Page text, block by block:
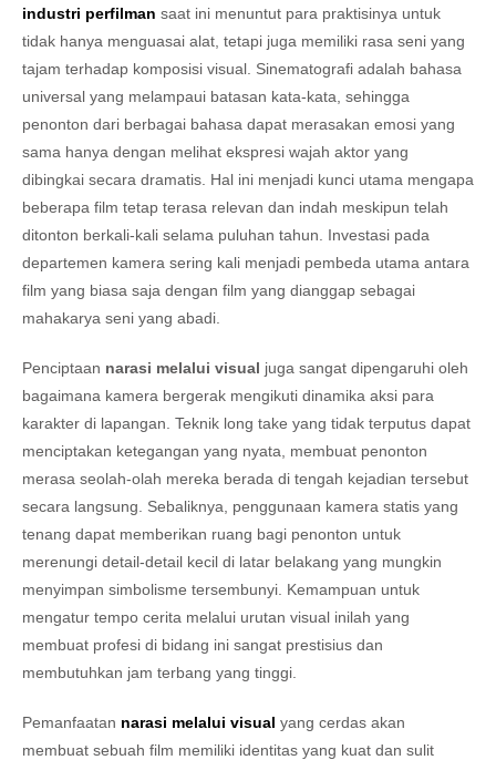
industri perfilman saat ini menuntut para praktisinya untuk
tidak hanya menguasai alat, tetapi juga memiliki rasa seni yang
tajam terhadap komposisi visual. Sinematografi adalah bahasa
universal yang melampaui batasan kata-kata, sehingga
penonton dari berbagai bahasa dapat merasakan emosi yang
sama hanya dengan melihat ekspresi wajah aktor yang
dibingkai secara dramatis. Hal ini menjadi kunci utama mengapa
beberapa film tetap terasa relevan dan indah meskipun telah
ditonton berkali-kali selama puluhan tahun. Investasi pada
departemen kamera sering kali menjadi pembeda utama antara
film yang biasa saja dengan film yang dianggap sebagai
mahakarya seni yang abadi.
Penciptaan narasi melalui visual juga sangat dipengaruhi oleh
bagaimana kamera bergerak mengikuti dinamika aksi para
karakter di lapangan. Teknik long take yang tidak terputus dapat
menciptakan ketegangan yang nyata, membuat penonton
merasa seolah-olah mereka berada di tengah kejadian tersebut
secara langsung. Sebaliknya, penggunaan kamera statis yang
tenang dapat memberikan ruang bagi penonton untuk
merenungi detail-detail kecil di latar belakang yang mungkin
menyimpan simbolisme tersembunyi. Kemampuan untuk
mengatur tempo cerita melalui urutan visual inilah yang
membuat profesi di bidang ini sangat prestisius dan
membutuhkan jam terbang yang tinggi.
Pemanfaatan narasi melalui visual yang cerdas akan
membuat sebuah film memiliki identitas yang kuat dan sulit